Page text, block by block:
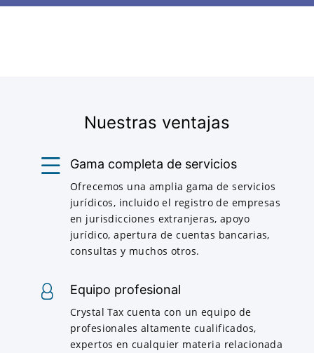
Nuestras ventajas
Gama completa de servicios
Ofrecemos una amplia gama de servicios
jurídicos, incluido el registro de empresas
en jurisdicciones extranjeras, apoyo
jurídico, apertura de cuentas bancarias,
consultas y muchos otros.
Equipo profesional
Crystal Tax cuenta con un equipo de
profesionales altamente cualificados,
expertos en cualquier materia relacionada